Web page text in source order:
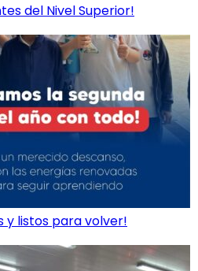
del Nivel Superior!
y listos para volver!